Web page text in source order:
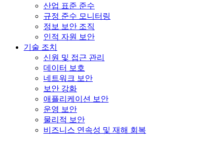
산업 표준 준수
규정 준수 모니터링
정보 보안 조직
인적 자원 보안
기술 조치
신원 및 접근 관리
데이터 보호
네트워크 보안
보안 강화
애플리케이션 보안
운영 보안
물리적 보안
비즈니스 연속성 및 재해 회복